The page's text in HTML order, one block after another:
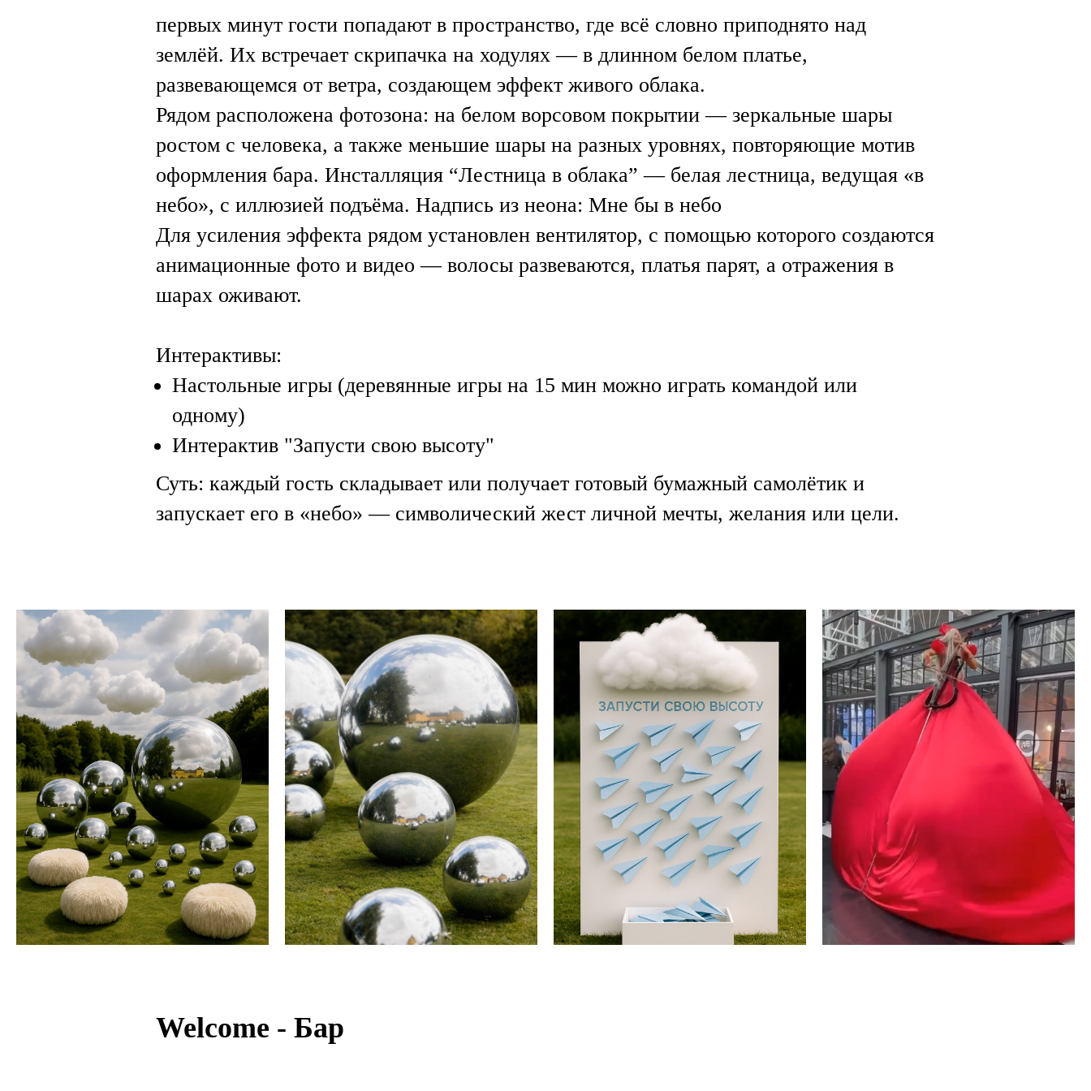
первых минут гости попадают в пространство, где всё словно приподнято над
землёй. Их встречает скрипачка на ходулях — в длинном белом платье,
развевающемся от ветра, создающем эффект живого облака.
Рядом расположена фотозона: на белом ворсовом покрытии — зеркальные шары
ростом с человека, а также меньшие шары на разных уровнях, повторяющие мотив
оформления бара. Инсталляция “Лестница в облака” — белая лестница, ведущая «в
небо», с иллюзией подъёма. Надпись из неона: Мне бы в небо
Для усиления эффекта рядом установлен вентилятор, с помощью которого создаются
анимационные фото и видео — волосы развеваются, платья парят, а отражения в
шарах оживают.
Интерактивы:
Настольные игры (деревянные игры на 15 мин можно играть командой или
одному)
Интерактив "Запусти свою высоту"
Суть: каждый гость складывает или получает готовый бумажный самолётик и
запускает его в «небо» — символический жест личной мечты, желания или цели.
Welcome - Бар